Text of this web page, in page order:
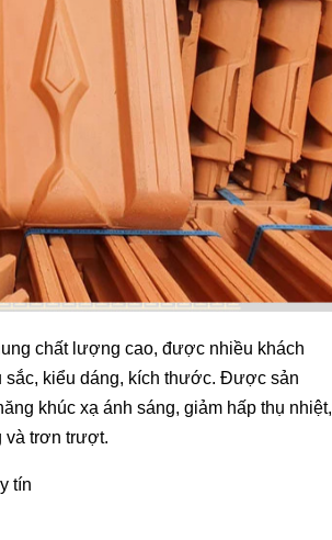
chất lượng cao, được nhiều khách
sắc, kiểu dáng, kích thước. Được sản
khúc xạ ánh sáng, giảm hấp thụ nhiệt,
và trơn trượt.
tín